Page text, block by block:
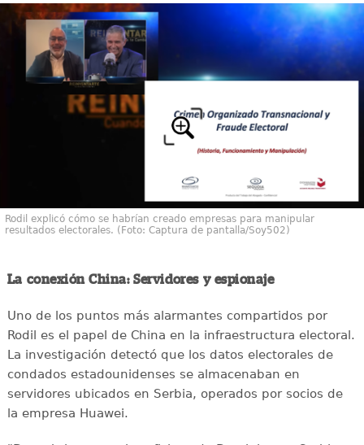
Rodil explicó cómo se habrían creado empresas para manipular
resultados electorales. (Foto: Captura de pantalla/Soy502)
La conexión China: Servidores y espionaje
Uno de los puntos más alarmantes compartidos por
Rodil es el papel de China en la infraestructura electoral.
La investigación detectó que los datos electorales de
condados estadounidenses se almacenaban en
servidores ubicados en Serbia, operados por socios de
la empresa Huawei.